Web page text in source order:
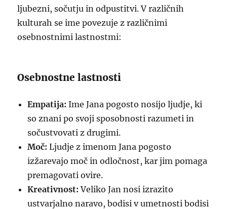
ljubezni, sočutju in odpustitvi. V različnih
kulturah se ime povezuje z različnimi
osebnostnimi lastnostmi:
Osebnostne lastnosti
Empatija: Ime Jana pogosto nosijo ljudje, ki
so znani po svoji sposobnosti razumeti in
sočustvovati z drugimi.
Moč: Ljudje z imenom Jana pogosto
izžarevajo moč in odločnost, kar jim pomaga
premagovati ovire.
Kreativnost: Veliko Jan nosi izrazito
ustvarjalno naravo, bodisi v umetnosti bodisi